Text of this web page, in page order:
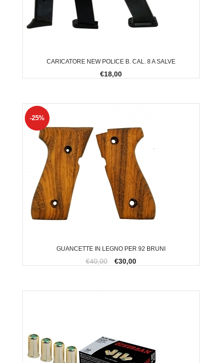
CARICATORE NEW POLICE B. CAL. 8 A SALVE
€18,00
GUANCETTE IN LEGNO PER 92 BRUNI
-25%
€40,00 €30,00